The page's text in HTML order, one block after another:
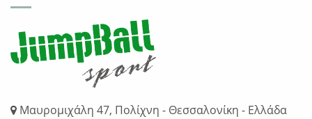
Μαυρομιχάλη 47, Πολίχνη - Θεσσαλονίκη - Ελλάδα